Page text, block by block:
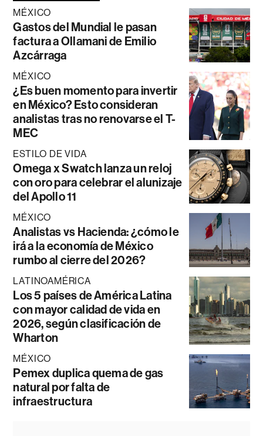
MÉXICO
Gastos del Mundial le pasan
factura a Ollamani de Emilio
Azcárraga
MÉXICO
¿Es buen momento para invertir
en México? Esto consideran
analistas tras no renovarse el T-
MEC
ESTILO DE VIDA
Omega x Swatch lanza un reloj
con oro para celebrar el alunizaje
del Apollo 11
MÉXICO
Analistas vs Hacienda: ¿cómo le
irá a la economía de México
rumbo al cierre del 2026?
LATINOAMÉRICA
Los 5 países de América Latina
con mayor calidad de vida en
2026, según clasificación de
Wharton
MÉXICO
Pemex duplica quema de gas
natural por falta de
infraestructura